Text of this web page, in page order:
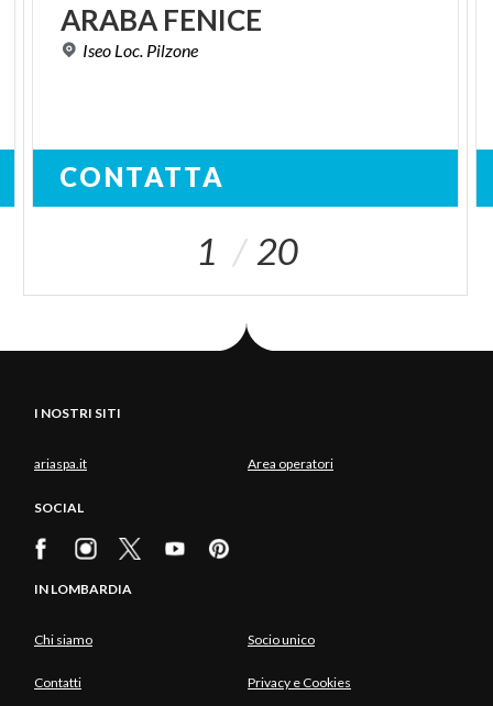
ARABA FENICE
Iseo Loc. Pilzone
CONTATTA
1 20
I NOSTRI SITI
ariaspa.it Area operatori
SOCIAL
IN LOMBARDIA
Chi siamo Socio unico
Contatti Privacy e Cookies